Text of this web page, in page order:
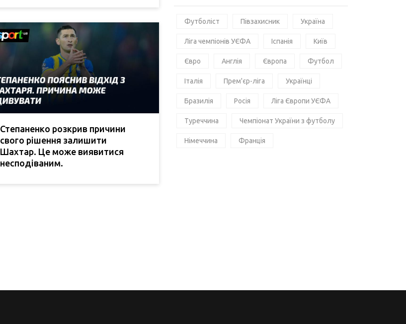
Степаненко розкрив причини
свого рішення залишити
Шахтар. Це може виявитися
несподіваним.
Футболіст Півзахисник Україна
Ліга чемпіонів УЄФА Іспанія Київ
Євро Англія Європа Футбол
Італія Прем'єр-ліга Українці
Бразилія Росія Ліга Європи УЄФА
Туреччина Чемпіонат України з футболу
Німеччина Франція